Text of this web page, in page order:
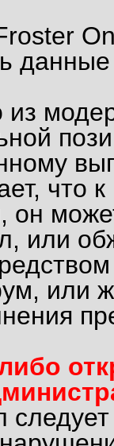
что
или
или